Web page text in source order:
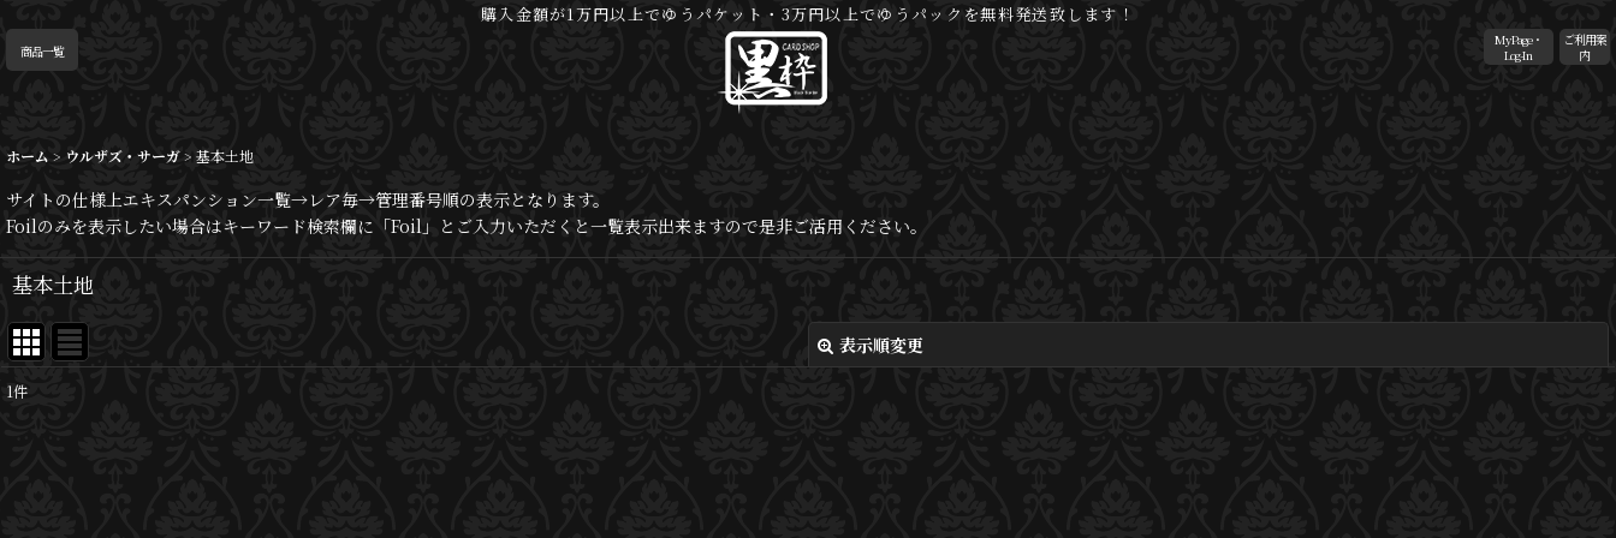
購入金額が1万円以上でゆうパケット・3万円以上でゆうパックを無料発送致します！
商品一覧
MyPage・
Log-In
ご利用案
内
ホーム > ウルザズ・サーガ> 基本土地
サイトの仕様上エキスパンション一覧→レア毎→管理番号順の表示となります。
Foilのみを表示したい場合はキーワード検索欄に「Foil」とご入力いただくと一覧表示出来ますので是非ご活用ください。
基本土地
表示順変更
1件